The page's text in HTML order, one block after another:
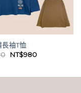
長袖T恤
原
NT$980目